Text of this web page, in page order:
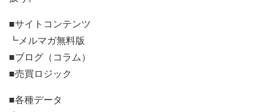
■サイトコンテンツ
┗メルマガ無料版
■ブログ（コラム）
■売買ロジック
■各種データ